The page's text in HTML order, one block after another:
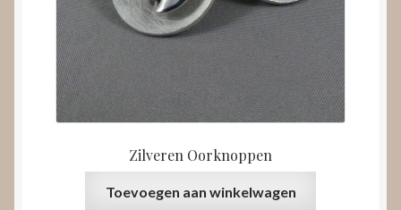
Zilveren Oorknoppen
Toevoegen aan winkelwagen